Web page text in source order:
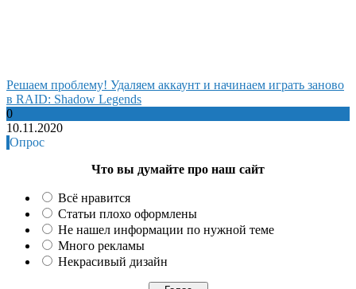
Решаем проблему! Удаляем аккаунт и начинаем играть заново
в RAID: Shadow Legends
0
10.11.2020
Опрос
Что вы думайте про наш сайт
Всё нравится
Статьи плохо оформлены
Не нашел информации по нужной теме
Много рекламы
Некрасивый дизайн